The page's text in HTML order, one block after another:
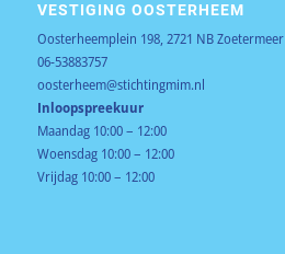
VESTIGING OOSTERHEEM
Oosterheemplein 198, 2721 NB Zoetermeer
06-53883757
oosterheem@stichtingmim.nl
Inloopspreekuur
Maandag 10:00 – 12:00
Woensdag 10:00 – 12:00
Vrijdag 10:00 – 12:00